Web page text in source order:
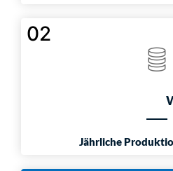
02
Jährliche